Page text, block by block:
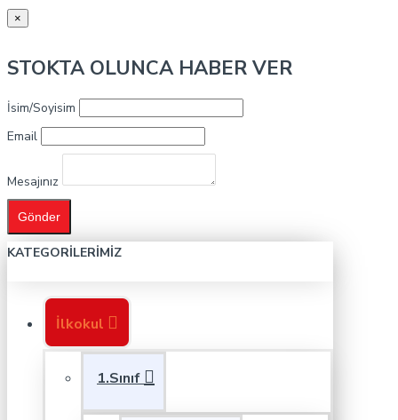
×
STOKTA OLUNCA HABER VER
İsim/Soyisim
Email
Mesajınız
Gönder
KATEGORILERIMIZ
İlkokul
1.Sınıf